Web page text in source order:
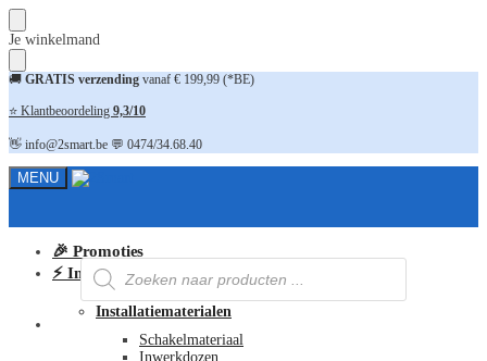
Skip
to
navigation
Skip
to
content
Je winkelmand
🚚 GRATIS verzending vanaf € 199,99 (*BE)
⭐ Klantbeoordeling 9,3/10
👋 info@2smart.be 💬 0474/34.68.40
MENU
Producten
zoeken
🎉 Promoties
⚡ Installatiematerialen
Installatiematerialen
Schakelmateriaal
Inwerkdozen